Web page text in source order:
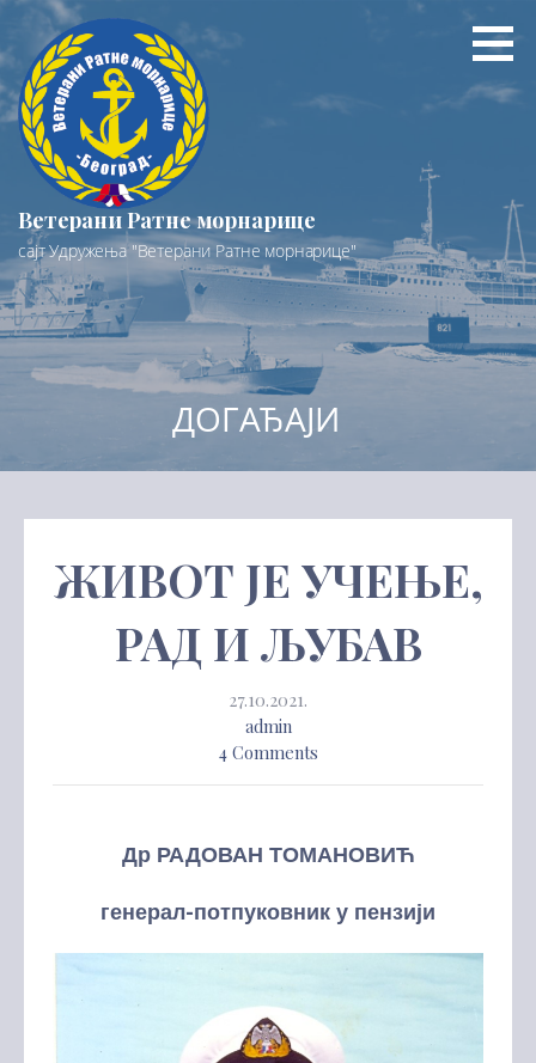
Preskoči
sadržaj
Ветерани Ратне морнарице
сајт Удружења "Ветерани Ратне морнарице"
ДОГАЂАЈИ
ЖИВОТ ЈЕ УЧЕЊЕ,
РАД И ЉУБАВ
27.10.2021.
admin
4 Comments
Др РАДОВАН ТОМАНОВИЋ
генерал-потпуковник у пензији